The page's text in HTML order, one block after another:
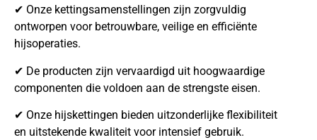
✔ Onze kettingsamenstellingen zijn zorgvuldig
ontworpen voor betrouwbare, veilige en efficiënte
hijsoperaties.
✔ De producten zijn vervaardigd uit hoogwaardige
componenten die voldoen aan de strengste eisen.
✔ Onze hijskettingen bieden uitzonderlijke flexibiliteit
en uitstekende kwaliteit voor intensief gebruik.